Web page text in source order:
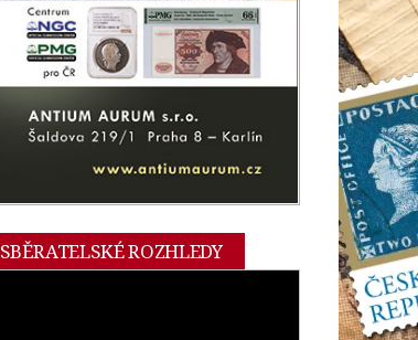
SBĚRATELSKÉ ROZHLEDY